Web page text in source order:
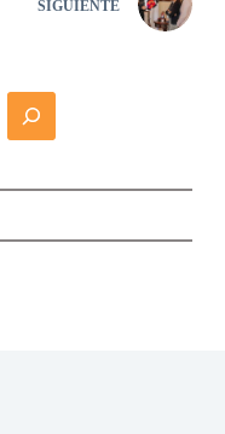
SIGUIENTE